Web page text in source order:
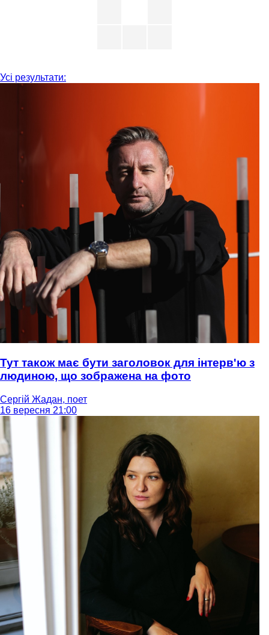
Усі результати:
Тут також має бути заголовок для інтерв'ю з
людиною, що зображена на фото
Сергій Жадан, поет
16 вересня 21:00